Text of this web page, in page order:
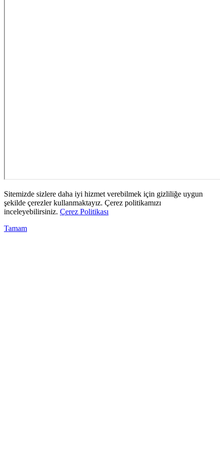
Sitemizde sizlere daha iyi hizmet verebilmek için gizliliğe uygun
şekilde çerezler kullanmaktayız. Çerez politikamızı
inceleyebilirsiniz. Çerez Politikası
Tamam